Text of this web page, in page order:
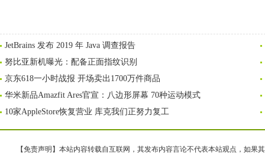
JetBrains 发布 2019 年 Java 调查报告
努比亚新机曝光：配备正面指纹识别
京东618一小时战报 开场卖出1700万件商品
华米新品Amazfit Ares官宣：八边形屏幕 70种运动模式
10家AppleStore恢复营业 库克我们正努力复工
【免责声明】本站内容转载自互联网，其发布内容言论不代表本站观点，如果